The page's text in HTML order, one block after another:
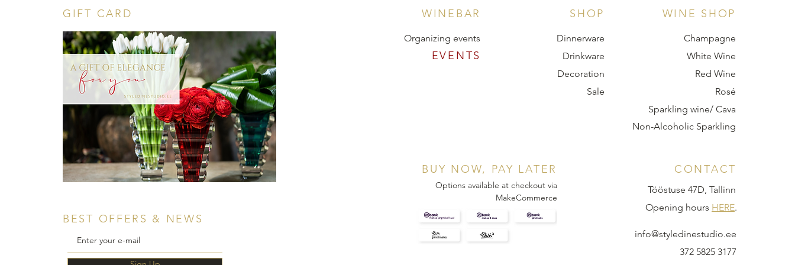
GIFT CARD
BEST OFFERS & NEWS
WINEBAR
Organizing events
EVENTS
SHOP
Dinnerware
Drinkware
Decoration
Sale
WINE SHOP
Champagne
White Wine
Red Wine
Rosé
Sparkling wine/ Cava
Non-Alcoholic Sparkling
BUY NOW, PAY LATER
Options available at checkout via
MakeCommerce
CONTACT
Tööstuse 47D, Tallinn
Opening hours HERE.
info@styledinestudio.ee
372 5825 3177